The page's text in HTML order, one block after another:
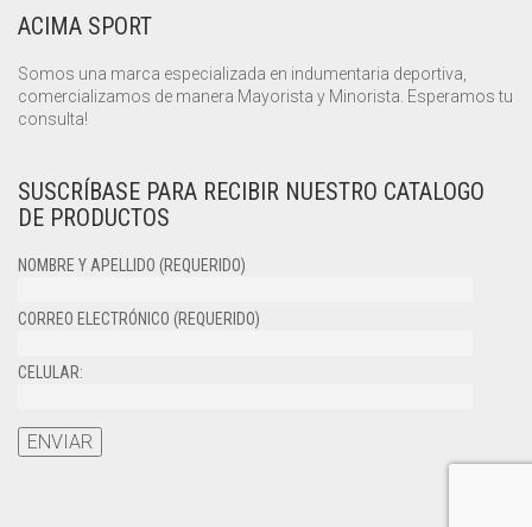
ACIMA SPORT
Somos una marca especializada en indumentaria deportiva,
comercializamos de manera Mayorista y Minorista. Esperamos tu
consulta!
SUSCRÍBASE PARA RECIBIR NUESTRO CATALOGO
DE PRODUCTOS
NOMBRE Y APELLIDO (REQUERIDO)
CORREO ELECTRÓNICO (REQUERIDO)
CELULAR: